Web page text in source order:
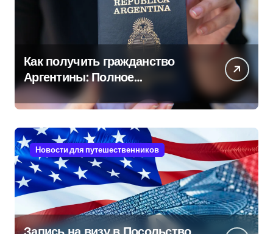
Как получить гражданство
Аргентины: Полное
руководство
Новости для путешественников